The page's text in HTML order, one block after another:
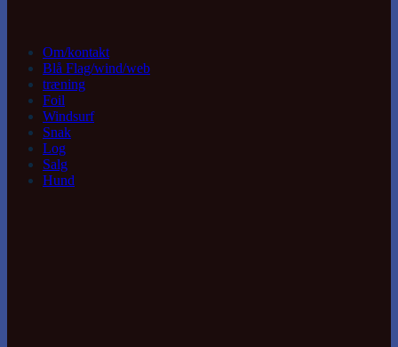
Om/kontakt
Blå Flag/wind/web
træning
Foil
Windsurf
Snak
Log
Salg
Hund